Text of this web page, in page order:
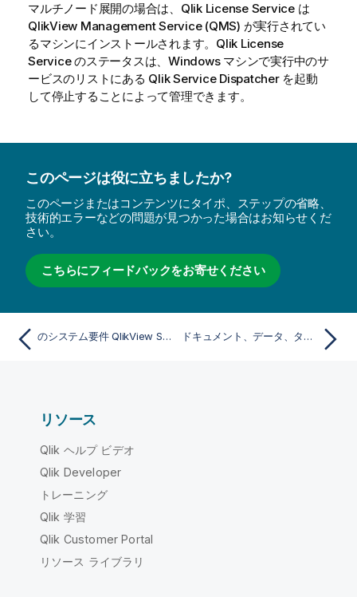
マルチノード展開の場合は、 QlikLicense Service は
QlikView Management Service (QMS) が実行されてい
るマシンにインストールされます。 Qlik License
Service のステータスは、 Windowsマシンで実行中のサ
ービスのリストにある QlikService Dispatcher を起動
して停止することによって管理できます。
このページは役に立ちましたか?
このページまたはコンテンツにタイポ、ステップの省略、
技術的エラーなどの問題が見つかった場合はお知らせくだ
さい。
こちらにフィードバックをお寄せください
のシステム要件 QlikView Server ドキュメント、データ、タスク
リソース
Qlik ヘルプ ビデオ
Qlik Developer
トレーニング
Qlik 学習
Qlik Customer Portal
リソース ライブラリ